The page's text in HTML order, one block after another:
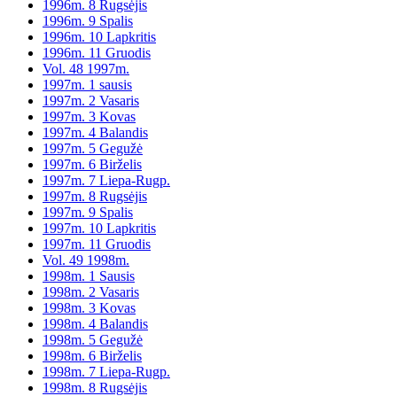
1996m. 8 Rugsėjis
1996m. 9 Spalis
1996m. 10 Lapkritis
1996m. 11 Gruodis
Vol. 48 1997m.
1997m. 1 sausis
1997m. 2 Vasaris
1997m. 3 Kovas
1997m. 4 Balandis
1997m. 5 Gegužė
1997m. 6 Birželis
1997m. 7 Liepa-Rugp.
1997m. 8 Rugsėjis
1997m. 9 Spalis
1997m. 10 Lapkritis
1997m. 11 Gruodis
Vol. 49 1998m.
1998m. 1 Sausis
1998m. 2 Vasaris
1998m. 3 Kovas
1998m. 4 Balandis
1998m. 5 Gegužė
1998m. 6 Birželis
1998m. 7 Liepa-Rugp.
1998m. 8 Rugsėjis